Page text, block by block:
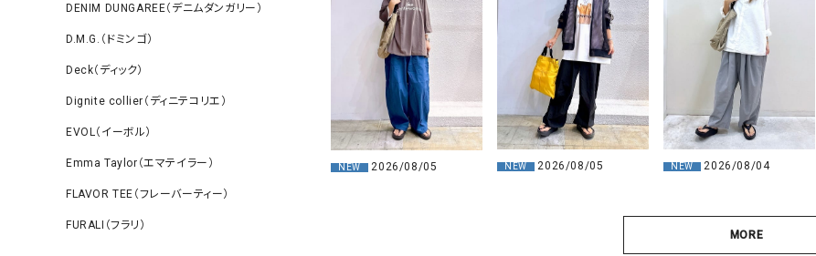
DENIM DUNGAREE（デニムダンガリー）
D.M.G.（ドミンゴ）
Deck（ディック）
Dignite collier（ディニテコリエ）
EVOL（イーボル）
Emma Taylor（エマテイラー）
FLAVOR TEE（フレーバーティー）
FURALI（フラリ）
NEW 2026/08/05 NEW 2026/08/05 NEW 2026/08/04
MORE